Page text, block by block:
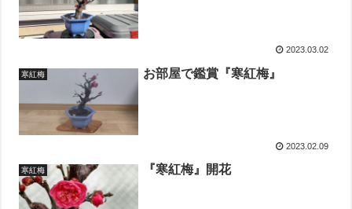
2023.03.02
寒紅梅 お部屋で鑑賞『寒紅梅』
2023.02.09
寒紅梅 『寒紅梅』開花